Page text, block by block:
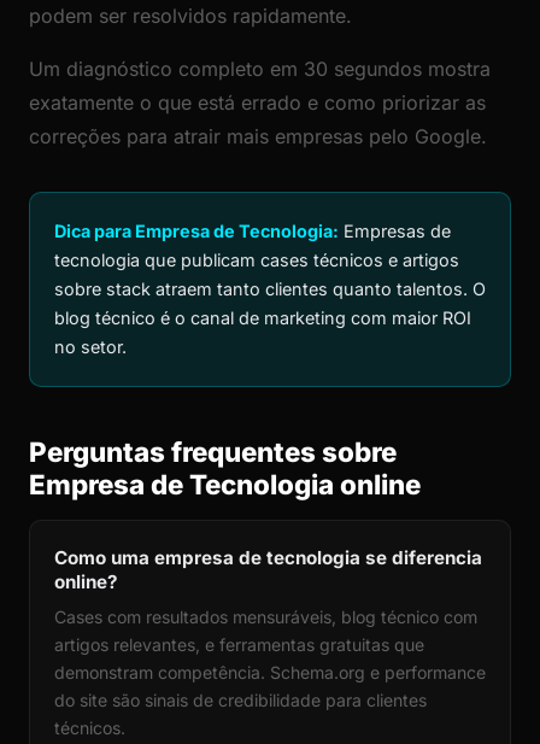
podem ser resolvidos rapidamente.
Um diagnóstico completo em 30 segundos mostra
exatamente o que está errado e como priorizar as
correções para atrair mais empresas pelo Google.
Dica para Empresa de Tecnologia: Empresas de
tecnologia que publicam cases técnicos e artigos
sobre stack atraem tanto clientes quanto talentos. O
blog técnico é o canal de marketing com maior ROI
no setor.
Perguntas frequentes sobre
Empresa de Tecnologia online
Como uma empresa de tecnologia se diferencia
online?
Cases com resultados mensuráveis, blog técnico com
artigos relevantes, e ferramentas gratuitas que
demonstram competência. Schema.org e performance
do site são sinais de credibilidade para clientes
técnicos.